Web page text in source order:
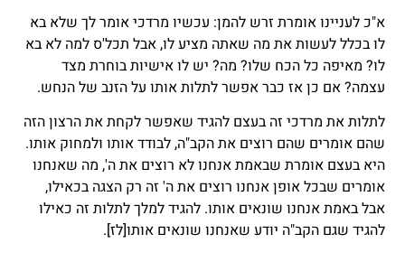
א"כ לעניינו אומרת זרש להמן: עכשיו מרדכי אומר לך שלא בא
לו בכלל לעשות את מה שאתה מציע לו, אבל תכל'ס למה לא בא
לו? מאיפה כל הכח שלו? מה? יש לו אישיות בוחרת מצד
עצמה? אם כן אז כבר אפשר לתלות אותו על הזנב של הנחש.
לתלות את מרדכי זה בעצם להגיד שאפשר לקחת את הרצון הזה
שהם אומרים שהם רוצים את הקב"ה, לבודד אותו ולמחוק אותו.
היא בעצם אומרת שבאמת אנחנו לא רוצים את ה', מה שאנחנו
אומרים שבכל אופן אנחנו רוצים את ה' זה רק הצגה בכאילו,
אבל באמת אנחנו שונאים אותו. להגיד למלך לתלות זה כאילו
להגיד שגם הקב"ה יודע שאנחנו שונאים אותו[לז].